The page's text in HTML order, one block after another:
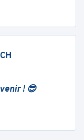
! 😎